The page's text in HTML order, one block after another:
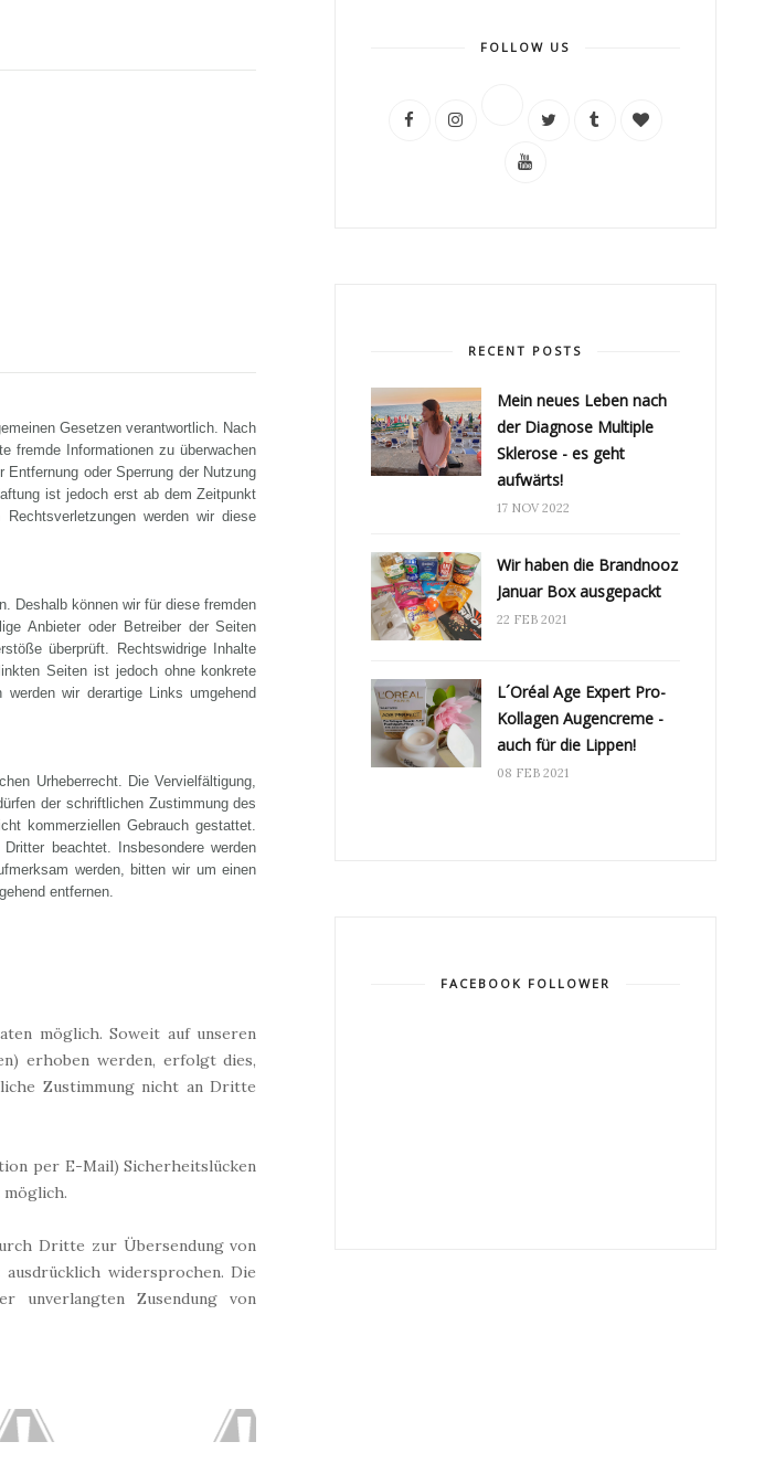
Gesetzen verantwortlich. Nach
fremde Informationen zu überwachen
oder Sperrung der Nutzung
ist jedoch erst ab dem Zeitpunkt
werden wir diese
Deshalb können wir für diese fremden
Anbieter oder Betreiber der Seiten
überprüft. Rechtswidrige Inhalte
Seiten ist jedoch ohne konkrete
wir derartige Links umgehend
Urheberrecht. Die Vervielfältigung,
der schriftlichen Zustimmung des
kommerziellen Gebrauch gestattet.
beachtet. Insbesondere werden
werden, bitten wir um einen
entfernen.
möglich. Soweit auf unseren
erhoben werden, erfolgt dies,
Zustimmung nicht an Dritte
per E-Mail) Sicherheitslücken
Dritte zur Übersendung von
widersprochen. Die
unverlangten Zusendung von
FOLLOW US
RECENT POSTS
Mein neues Leben nach
der Diagnose Multiple
Sklerose - es geht
aufwärts!
17 NOV 2022
Wir haben die Brandnooz
Januar Box ausgepackt
22 FEB 2021
L´Oréal Age Expert Pro-
Kollagen Augencreme -
auch für die Lippen!
08 FEB 2021
FACEBOOK FOLLOWER